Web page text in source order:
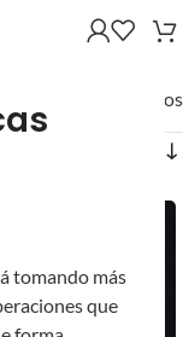
tomando más
que
los 7 resultados